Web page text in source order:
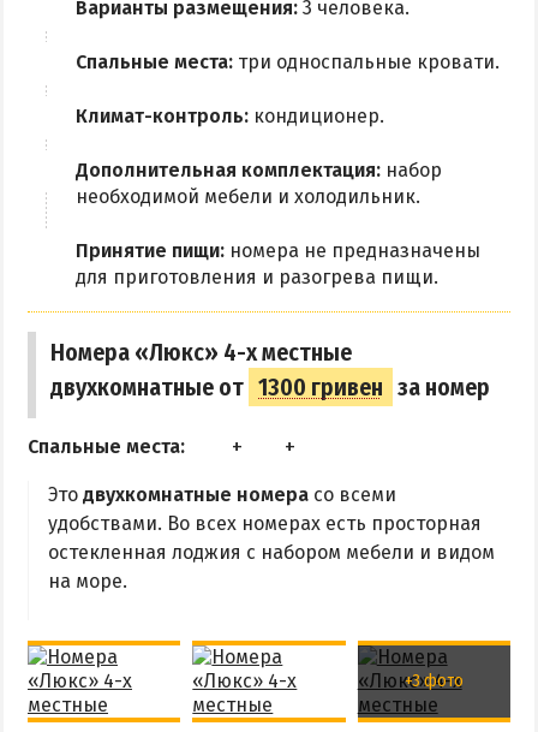
Варианты размещения: 3 человека.
Спальные места: три односпальные кровати.
Климат-контроль: кондиционер.
Дополнительная комплектация: набор
необходимой мебели и холодильник.
Принятие пищи: номера не предназначены
для приготовления и разогрева пищи.
Номера «Люкс» 4-х местные
двухкомнатные от 1300 гривен за номер
Спальные места:
Это двухкомнатные номера со всеми
удобствами. Во всех номерах есть просторная
остекленная лоджия с набором мебели и видом
на море.
+3 фото